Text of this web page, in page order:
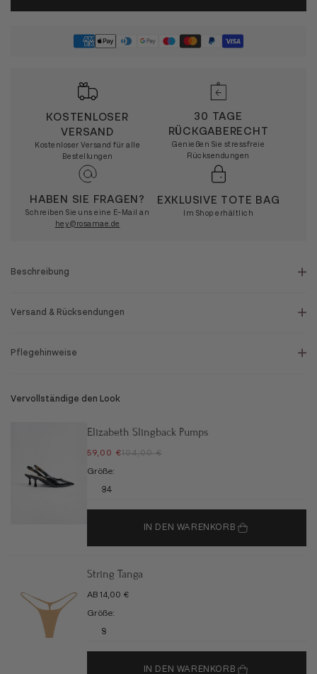
KOSTENLOSER
VERSAND
Kostenloser Versand für alle
Bestellungen
30 TAGE
RÜCKGABERECHT
Genießen Sie stressfreie
Rücksendungen
HABEN SIE FRAGEN?
Schreiben Sie uns eine E-Mail an
hey@rosamae.de
EXKLUSIVE TOTE BAG
Im Shop erhältlich
Beschreibung
Versand & Rücksendungen
Pflegehinweise
Vervollständige den Look
Elizabeth Slingback Pumps
ANGEBOT
59,00 €REGULÄRER PREIS
104,00 €
Größe:
34
IN DEN WARENKORB
String Tanga
ANGEBOT
AB 14,00 €
Größe:
S
IN DEN WARENKORB